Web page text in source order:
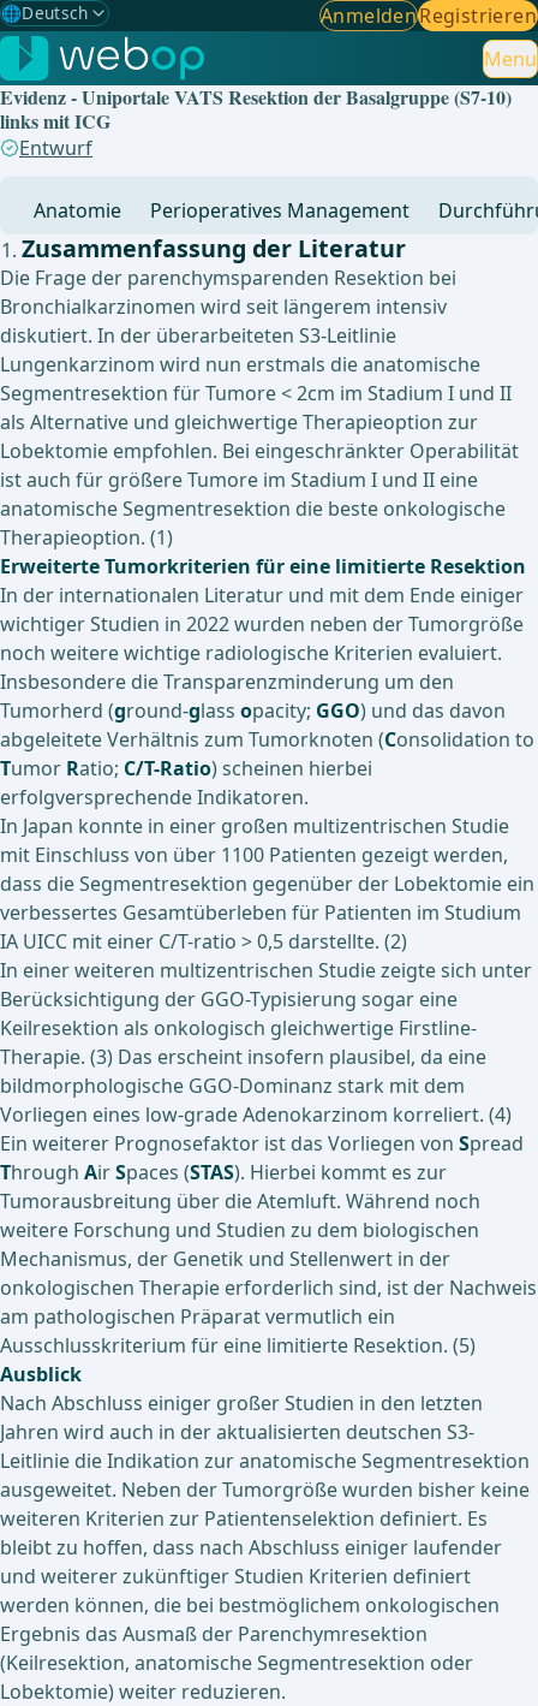
🌐Deutsch
Gewählte Sprache: Deutsch
🇩🇪 Deutsch ✓
🇬🇧English
🇪🇸Spanisch
🇧🇷Brasilianisch
AnmeldenRegistrieren
Menu
Evidenz - Uniportale VATS Resektion der Basalgruppe (S7-10)
links mit ICG
Entwurf
Anatomie Perioperatives Management
Zusammenfassung der Literatur
Die Frage der parenchymsparenden Resektion bei
Bronchialkarzinomen wird seit längerem intensiv
diskutiert. In der überarbeiteten S3-Leitlinie
Lungenkarzinom wird nun erstmals die anatomische
Segmentresektion für Tumore < 2cm im Stadium I und II
als Alternative und gleichwertige Therapieoption zur
Lobektomie empfohlen. Bei eingeschränkter Operabilität
ist auch für größere Tumore im Stadium I und II eine
anatomische Segmentresektion die beste onkologische
Therapieoption. (1)
Erweiterte Tumorkriterien für eine limitierte Resektion
In der internationalen Literatur und mit dem Ende einiger
wichtiger Studien in 2022 wurden neben der Tumorgröße
noch weitere wichtige radiologische Kriterien evaluiert.
Insbesondere die Transparenzminderung um den
Tumorherd (ground-glass opacity; GGO) und das davon
abgeleitete Verhältnis zum Tumorknoten (Consolidation to
Tumor Ratio; C/T-Ratio) scheinen hierbei
erfolgversprechende Indikatoren.
In Japan konnte in einer großen multizentrischen Studie
mit Einschluss von über 1100 Patienten gezeigt werden,
dass die Segmentresektion gegenüber der Lobektomie ein
verbessertes Gesamtüberleben für Patienten im Studium
IA UICC mit einer C/T-ratio > 0,5 darstellte. (2)
In einer weiteren multizentrischen Studie zeigte sich unter
Berücksichtigung der GGO-Typisierung sogar eine
Keilresektion als onkologisch gleichwertige Firstline-
Therapie. (3) Das erscheint insofern plausibel, da eine
bildmorphologische GGO-Dominanz stark mit dem
Vorliegen eines low-grade Adenokarzinom korreliert. (4)
Ein weiterer Prognosefaktor ist das Vorliegen von Spread
Through AirSpaces (STAS). Hierbei kommt es zur
Tumorausbreitung über die Atemluft. Während noch
weitere Forschung und Studien zu dem biologischen
Mechanismus, der Genetik und Stellenwert in der
onkologischen Therapie erforderlich sind, ist der Nachweis
am pathologischen Präparat vermutlich ein
Ausschlusskriterium für eine limitierte Resektion. (5)
Ausblick
Nach Abschluss einiger großer Studien in den letzten
Jahren wird auch in der aktualisierten deutschen S3-
Leitlinie die Indikation zur anatomische Segmentresektion
ausgeweitet. Neben der Tumorgröße wurden bisher keine
weiteren Kriterien zur Patientenselektion definiert. Es
bleibt zu hoffen, dass nach Abschluss einiger laufender
und weiterer zukünftiger Studien Kriterien definiert
werden können, die bei bestmöglichem onkologischen
Ergebnis das Ausmaß der Parenchymresektion
(Keilresektion, anatomische Segmentresektion oder
Lobektomie) weiter reduzieren.